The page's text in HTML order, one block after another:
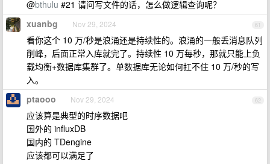
@bthulu #21 请问写文件的话，怎么做逻辑查询呢？
61
xuanbg Nov 29, 2024
看你这个 10 万/秒是浪涌还是持续性的。浪涌的一般丢消息队列
削峰，后面正常入库就完了。持续性 10 万每秒，那就只能上负
载均衡+数据库集群了。单数据库无论如何扛不住 10 万/秒的写
入。
62
ptaooo Nov 29, 2024
应该算是典型的时序数据吧
国外的 influxDB
国内的 TDengine
应该都可以满足了